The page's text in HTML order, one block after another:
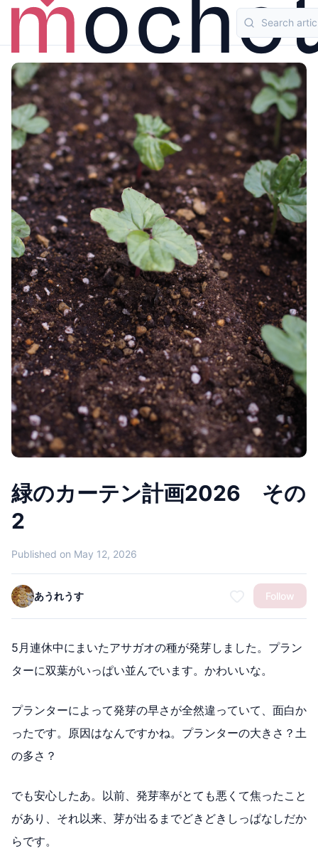
緑のカーテン計画2026 その
2
Published on May 12, 2026
あうれうす Follow
5月連休中にまいたアサガオの種が発芽しました。プラン
ターに双葉がいっぱい並んでいます。かわいいな。
プランターによって発芽の早さが全然違っていて、面白か
ったです。原因はなんですかね。プランターの大きさ？土
の多さ？
でも安心したあ。以前、発芽率がとても悪くて焦ったこと
があり、それ以来、芽が出るまでどきどきしっぱなしだか
らです。